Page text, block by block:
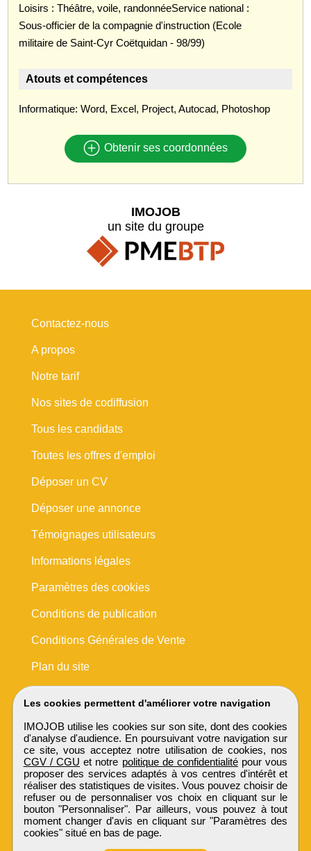
Loisirs : Théâtre, voile, randonnéeService national :
Sous-officier de la compagnie d'instruction (Ecole
militaire de Saint-Cyr Coëtquidan - 98/99)
Atouts et compétences
Informatique: Word, Excel, Project, Autocad, Photoshop
Obtenir ses coordonnées
Les cookies permettent d'améliorer votre navigation
IMOJOB utilise les cookies sur son site, dont des cookies
d'analyse d'audience. En poursuivant votre navigation sur
ce site, vous acceptez notre utilisation de cookies, nos
CGV / CGU et notre politique de confidentialité pour vous
proposer des services adaptés à vos centres d'intérêt et
réaliser des statistiques de visites. Vous pouvez choisir de
refuser ou de personnaliser vos choix en cliquant sur le
bouton "Personnaliser". Par ailleurs, vous pouvez à tout
moment changer d'avis en cliquant sur "Paramètres des
cookies" situé en bas de page.
IMOJOB
un site du groupe
Contactez-nous
A propos
Notre tarif
Nos sites de codiffusion
Tous les candidats
Toutes les offres d'emploi
Déposer un CV
Déposer une annonce
Témoignages utilisateurs
Informations légales
Paramètres des cookies
Conditions de publication
Conditions Générales de Vente
Plan du site